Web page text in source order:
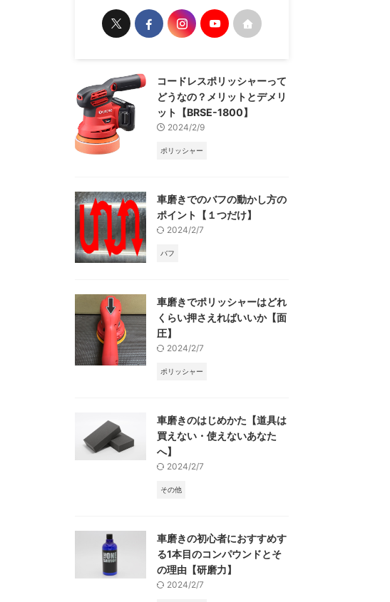
コードレスポリッシャーって
どうなの？メリットとデメリ
ット【BRSE-1800】
2024/2/9
ポリッシャー
車磨きでのバフの動かし方の
ポイント【１つだけ】
2024/2/7
バフ
車磨きでポリッシャーはどれ
くらい押さえればいいか【面
圧】
2024/2/7
ポリッシャー
車磨きのはじめかた【道具は
買えない・使えないあなた
へ】
2024/2/7
その他
車磨きの初心者におすすめす
る1本目のコンパウンドとそ
の理由【研磨力】
2024/2/7